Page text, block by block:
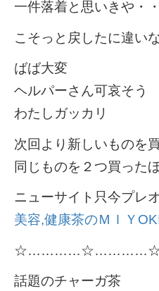
一件落着と思いきや・
こそっと戻したに違い
ばば大変
ヘルパーさん可哀そう
わたしガッカリ
次回より新しいものを
同じものを２つ買った
ニューサイト只今プレ
美容,健康茶のＭＩＹ
話題のチャーガ茶